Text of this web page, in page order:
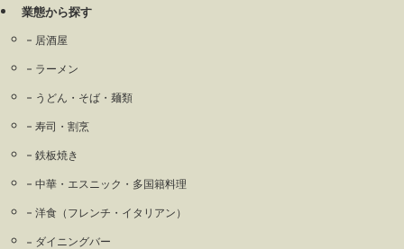
業態から探す
居酒屋
ラーメン
うどん・そば・麺類
寿司・割烹
鉄板焼き
中華・エスニック・多国籍料理
洋食（フレンチ・イタリアン）
ダイニングバー